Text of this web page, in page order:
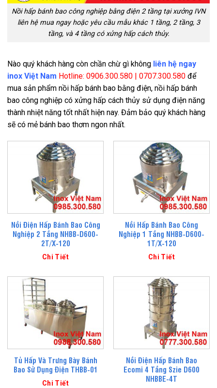
Nồi hấp bánh bao công nghiệp bằng điện 2 tầng tại xưởng IVN
liên hệ mua ngay hoặc yêu cầu mẫu khác 1 tầng, 2 tầng, 3
tầng, và 4 tầng có xửng hấp cách thủy.
Nào quý khách hàng còn chần chừ gì không liên hệ ngay
inox Việt Nam Hotline: 0906.300.580 | 0707.300.580 để
mua sản phẩm nồi hấp bánh bao bằng điện, nồi hấp bánh
bao công nghiệp có xửng hấp cách thủy sử dụng điện năng
thành nhiệt năng tốt nhất hiện nay. Đảm bảo quý khách hàng
sẽ có mẻ bánh bao thơm ngon nhất.
Nồi Điện Hấp Bánh Bao Công
Nghiệp 2 Tầng NHBB-D600-
2T/X-120
Chi Tiết
Nồi Hấp Bánh Bao Công
Nghiệp 1 Tầng NHBB-D600-
1T/X-120
Chi Tiết
Tủ Hấp Và Trưng Bày Bánh
Bao Sử Dụng Điện THBB-01
Chi Tiết
Nồi Điện Hấp Bánh Bao
Ecomi 4 Tầng Szie D600
NHBBE-4T